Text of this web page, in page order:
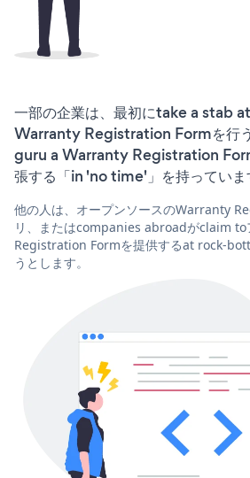
一部の企業は、最初にtake a stab
Warranty Registration Formを行
guru a Warranty Registration
張する「in 'no time'」を持っていま
他の人は、オープンソースのWarranty
リ、またはcompanies abroadがclaim
Registration Formを提供するat rock-
うとします。